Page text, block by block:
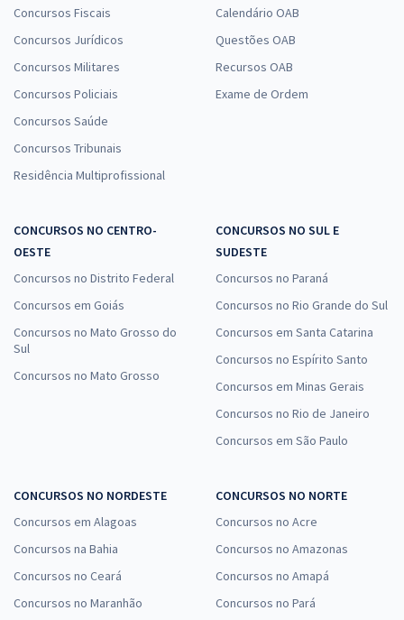
Concursos Fiscais
Concursos Jurídicos
Concursos Militares
Concursos Policiais
Concursos Saúde
Concursos Tribunais
Residência Multiprofissional
Calendário OAB
Questões OAB
Recursos OAB
Exame de Ordem
CONCURSOS NO CENTRO-
OESTE
Concursos no Distrito Federal
Concursos em Goiás
Concursos no Mato Grosso do
Sul
Concursos no Mato Grosso
CONCURSOS NO SUL E
SUDESTE
Concursos no Paraná
Concursos no Rio Grande do Sul
Concursos em Santa Catarina
Concursos no Espírito Santo
Concursos em Minas Gerais
Concursos no Rio de Janeiro
Concursos em São Paulo
CONCURSOS NO NORDESTE
Concursos em Alagoas
Concursos na Bahia
Concursos no Ceará
Concursos no Maranhão
CONCURSOS NO NORTE
Concursos no Acre
Concursos no Amazonas
Concursos no Amapá
Concursos no Pará